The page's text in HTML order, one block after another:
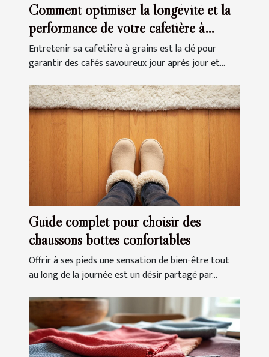
Comment optimiser la longévité et la
performance de votre cafetière à
grains ?
Entretenir sa cafetière à grains est la clé pour
garantir des cafés savoureux jour après jour et...
Guide complet pour choisir des
chaussons bottes confortables
Offrir à ses pieds une sensation de bien-être tout
au long de la journée est un désir partagé par...